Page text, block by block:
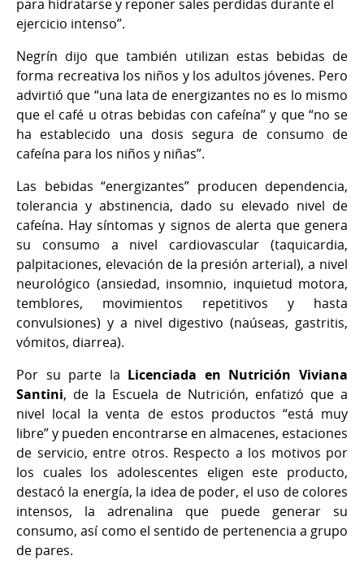
para hidratarse y reponer sales perdidas durante el
ejercicio intenso”.
Negrín dijo que también utilizan estas bebidas de
forma recreativa los niños y los adultos jóvenes. Pero
advirtió que “una lata de energizantes no es lo mismo
que el café u otras bebidas con cafeína” y que “no se
ha establecido una dosis segura de consumo de
cafeína para los niños y niñas”.
Las bebidas “energizantes” producen dependencia,
tolerancia y abstinencia, dado su elevado nivel de
cafeína. Hay síntomas y signos de alerta que genera
su consumo a nivel cardiovascular (taquicardia,
palpitaciones, elevación de la presión arterial), a nivel
neurológico (ansiedad, insomnio, inquietud motora,
temblores, movimientos repetitivos y hasta
convulsiones) y a nivel digestivo (naúseas, gastritis,
vómitos, diarrea).
Por su parte la Licenciada en Nutrición Viviana
Santini, de la Escuela de Nutrición, enfatizó que a
nivel local la venta de estos productos “está muy
libre” y pueden encontrarse en almacenes, estaciones
de servicio, entre otros. Respecto a los motivos por
los cuales los adolescentes eligen este producto,
destacó la energía, la idea de poder, el uso de colores
intensos, la adrenalina que puede generar su
consumo, así como el sentido de pertenencia a grupo
de pares.